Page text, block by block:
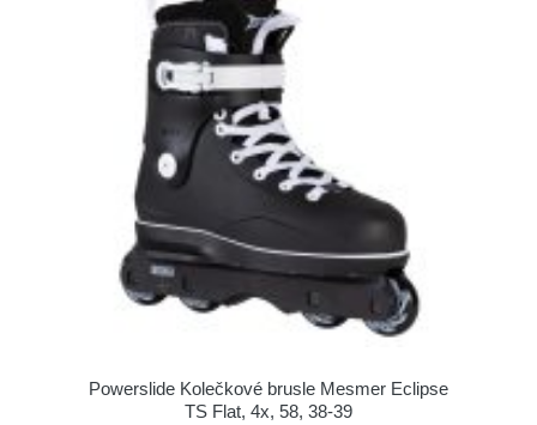
Powerslide Kolečkové brusle Mesmer Eclipse
TS Flat, 4x, 58, 38-39